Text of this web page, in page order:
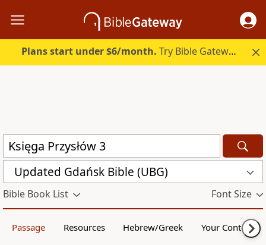
Plans start under $6/month. Try Bible Gateway Plus.
Updated Gdańsk Bible (UBG)
Bible Book List Font Size
Passage Resources Hebrew/Greek Your Content